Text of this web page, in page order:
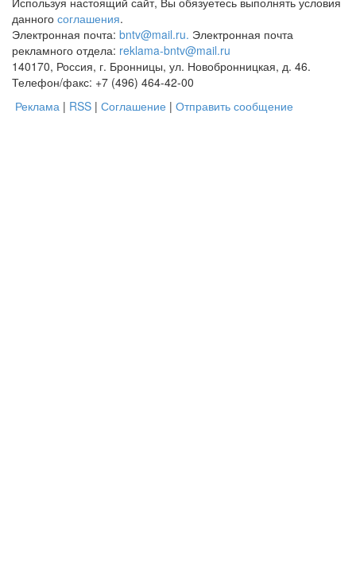
данного соглашения.
Электронная почта: bntv@mail.ru. Электронная почта
рекламного отдела: reklama-bntv@mail.ru
140170, Россия, г. Бронницы, ул. Новобронницкая, д. 46.
Телефон/факс: +7 (496) 464-42-00
Реклама | RSS | Соглашение | Отправить сообщение